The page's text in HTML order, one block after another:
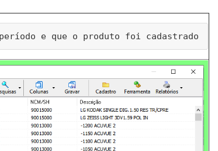
e que o produto foi cadastrado